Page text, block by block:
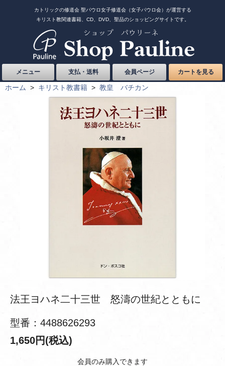
カトリックの修道会 聖パウロ女子修道会（女子パウロ会）が運営する
キリスト教関連書籍、CD、DVD、聖品のショッピングサイトです。
メニュー 支払・送料 会員ページ カートを見る
ホーム > キリスト教書籍 > 教皇 バチカン
法王ヨハネ二十三世 怒濤の世紀とともに
型番：4488626293
1,650円(税込)
会員のみ購入できます